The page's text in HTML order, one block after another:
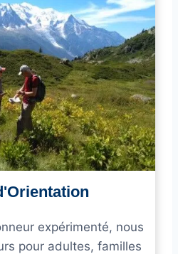
expérimenté, nous
pour adultes, familles